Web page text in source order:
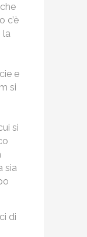
c’è
la
e
si
si
sia
di